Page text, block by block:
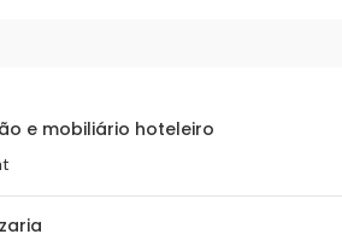
e mobiliário hoteleiro